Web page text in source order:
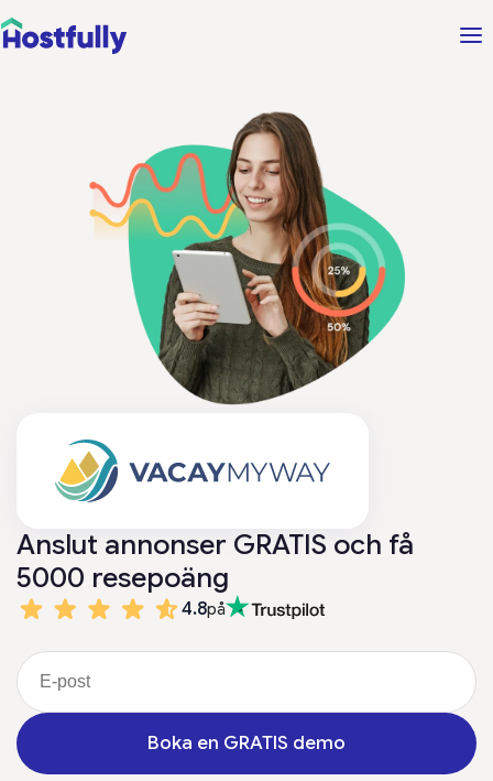
Anslut annonser GRATIS och få
5000 resepoäng
4.8på
Boka en GRATIS demo